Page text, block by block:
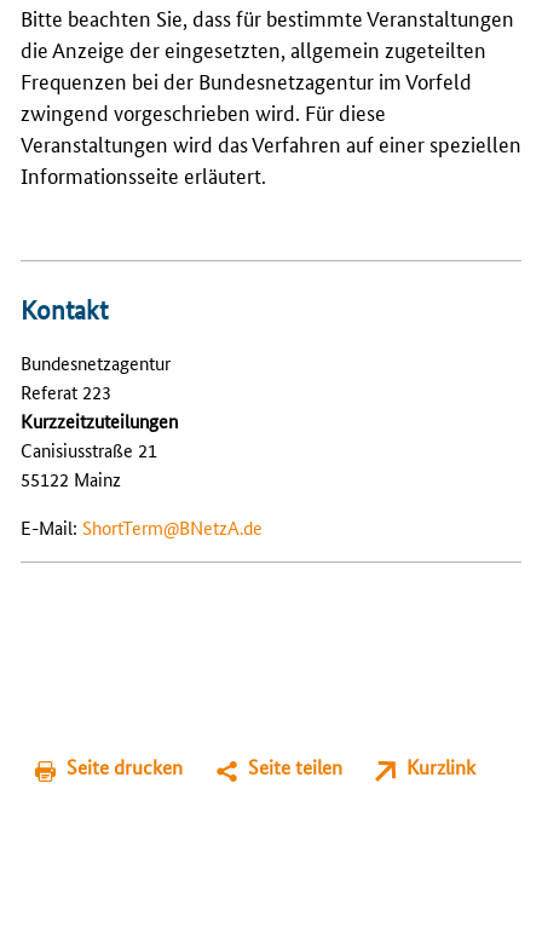
Bitte beachten Sie, dass für bestimmte Veranstaltungen
die Anzeige der eingesetzten, allgemein zugeteilten
Frequenzen bei der Bundesnetzagentur im Vorfeld
zwingend vorgeschrieben wird. Für diese
Veranstaltungen wird das Verfahren auf einer speziellen
Informationsseite erläutert.
Kontakt
Bundesnetzagentur
Referat 223
Kurzzeitzuteilungen
Canisiusstraße 21
55122 Mainz
E-Mail: ShortTerm@BNetzA.de
Seite drucken Seite teilen Kurzlink